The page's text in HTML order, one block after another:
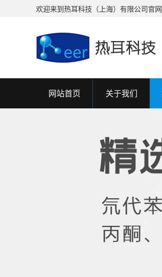
欢迎来到热耳科技（上海）有限公司官网
网站首页 关于我们